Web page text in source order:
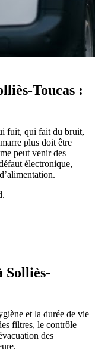
Toucas :
fuit, qui fait du bruit,
plus doit être
peut venir des
électronique,
Solliès-
et la durée de vie
filtres, le contrôle
des